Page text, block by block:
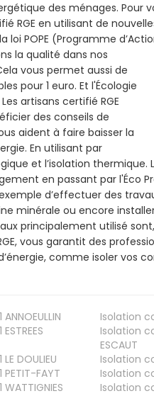
des ménages. Pour
RGE en utilisant de
POPE (Programme
la qualité dans nos
vous permet aussi de
pour 1 euro. Et l'Écologie
artisans certifié RGE
des conseils de
aident à faire baisser la
En utilisant par
et l’isolation thermique.
en passant par l'Éco
d’effectuer des
minérale ou encore
principalement utilisé
vous garantit des
comme isoler vos
ANNOEULLIN Isolation
ESTREES Isolation
ESCAUT
LE DOULIEU Isolation
PETIT-FAYT Isolation
WATTIGNIES Isolation